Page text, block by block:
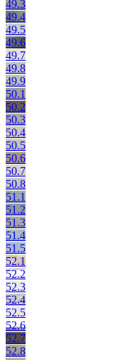
49.3
49.4
49.5
49.6
49.7
49.8
49.9
50.1
50.2
50.3
50.4
50.5
50.6
50.7
50.8
51.1
51.2
51.3
51.4
51.5
52.1
52.2
52.3
52.4
52.5
52.6
52.7
52.8